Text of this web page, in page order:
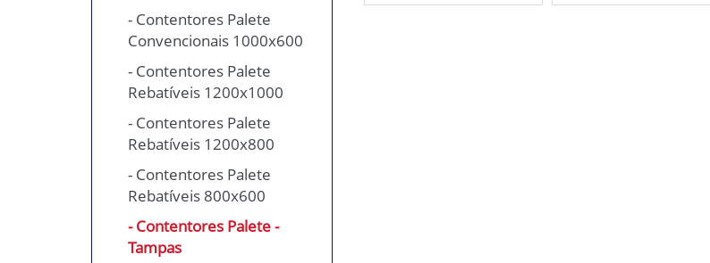
- Contentores Palete
Convencionais 1000x600
- Contentores Palete
Rebatíveis 1200x1000
- Contentores Palete
Rebatíveis 1200x800
- Contentores Palete
Rebatíveis 800x600
- Contentores Palete -
Tampas